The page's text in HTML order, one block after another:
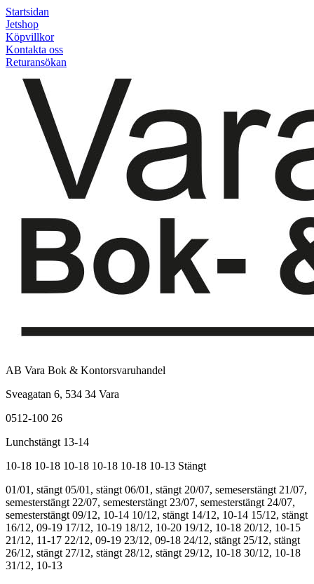
Startsidan
Jetshop
Köpvillkor
Kontakta oss
Returansökan
AB Vara Bok & Kontorsvaruhandel
Sveagatan 6, 534 34 Vara
0512-100 26
Lunchstängt 13-14
10-18 10-18 10-18 10-18 10-18 10-13 Stängt
01/01, stängt 05/01, stängt 06/01, stängt 20/07, semeserstängt 21/07,
semesterstängt 22/07, semesterstängt 23/07, semesterstängt 24/07,
semesterstängt 09/12, 10-14 10/12, stängt 14/12, 10-14 15/12, stängt
16/12, 09-19 17/12, 10-19 18/12, 10-20 19/12, 10-18 20/12, 10-15
21/12, 11-17 22/12, 09-19 23/12, 09-18 24/12, stängt 25/12, stängt
26/12, stängt 27/12, stängt 28/12, stängt 29/12, 10-18 30/12, 10-18
31/12, 10-13